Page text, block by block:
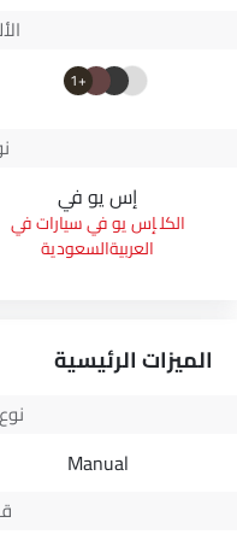
+1
إس يو في
إس يو في سيارات في
العربيةالسعودية
الميزات الرئيسية
Manual